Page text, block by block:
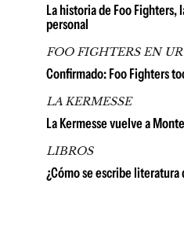
La historia de Foo Fighters,
personal
FOO FIGHTERS EN
Confirmado: Foo Fighters
LA KERMESSE
La Kermesse vuelve a
LIBROS
¿Cómo se escribe